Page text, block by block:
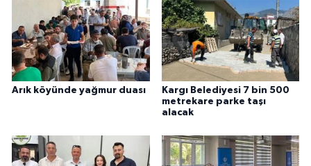
Arık köyünde yağmur duası
Kargı Belediyesi 7 bin 500
metrekare parke taşı
alacak